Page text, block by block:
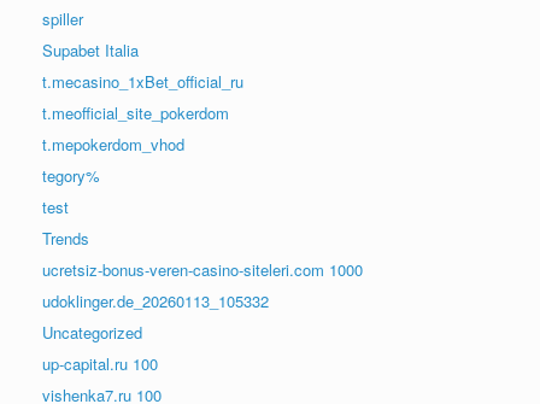
spiller
Supabet Italia
t.mecasino_1xBet_official_ru
t.meofficial_site_pokerdom
t.mepokerdom_vhod
tegory%
test
Trends
ucretsiz-bonus-veren-casino-siteleri.com 1000
udoklinger.de_20260113_105332
Uncategorized
up-capital.ru 100
vishenka7.ru 100